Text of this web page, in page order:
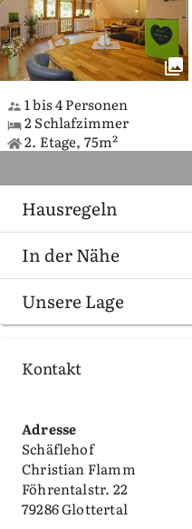
1 bis 4 Personen
2 Schlafzimmer
2. Etage, 75m²
Hausregeln
In der Nähe
Unsere Lage
Kontakt
Adresse
Schäflehof
Christian Flamm
Föhrentalstr. 22
79286 Glottertal